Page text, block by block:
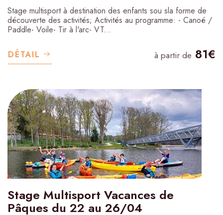
Stage multisport à destination des enfants sou sla forme de
découverte des activités; Activités au programme: - Canoé /
Paddle- Voile- Tir à l'arc- VT...
DÉTAIL à partir de 81€
Stage Multisport Vacances de
Pâques du 22 au 26/04